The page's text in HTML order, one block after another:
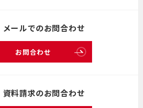
メールでのお問合わせ
お問合わせ
資料請求のお問合わせ